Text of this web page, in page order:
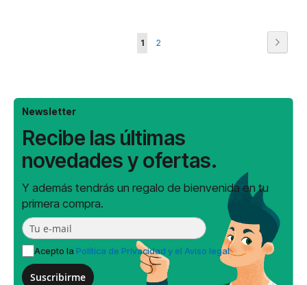
Página
Actualmente
1 Página
2
Newsletter
Recibe las últimas
novedades y ofertas.
Y además tendrás un regalo de bienvenida en tu
primera compra.
Acepto la Política de Privacidad y el Aviso legal
Suscribirme